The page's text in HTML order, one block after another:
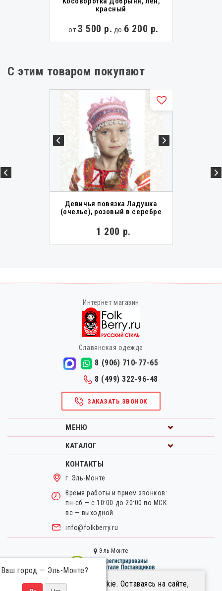
Костюмы Масленица детскиекрасный
от 3 500 р. до 6 200 р.
С этим товаром покупают
Девичья повязка Ладушка
(очелье), розовый в серебре
1 200 р.
Мы используем файлы cookie. Оставаясь на сайте,
Интернет магазин
Славянская одежда
8 (906) 710-77-65
8 (499) 322-96-48
ЗАКАЗАТЬ ЗВОНОК
МЕНЮ
КАТАЛОГ
КОНТАКТЫ
г. Эль-Монте
Время работы и прием звонков:
пн-сб — с 10:00 до 20:00 по МСК
вс — выходной
info@folkberry.ru
Эль-Монте
Ваш город — Эль-Монте?
Правовая информация.